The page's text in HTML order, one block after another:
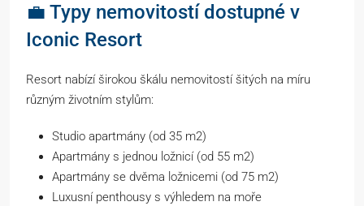
💼 Typy nemovitostí dostupné v
Iconic Resort
Resort nabízí širokou škálu nemovitostí šitých na míru
různým životním stylům:
Studio apartmány (od 35 m2)
Apartmány s jednou ložnicí (od 55 m2)
Apartmány se dvěma ložnicemi (od 75 m2)
Luxusní penthousy s výhledem na moře